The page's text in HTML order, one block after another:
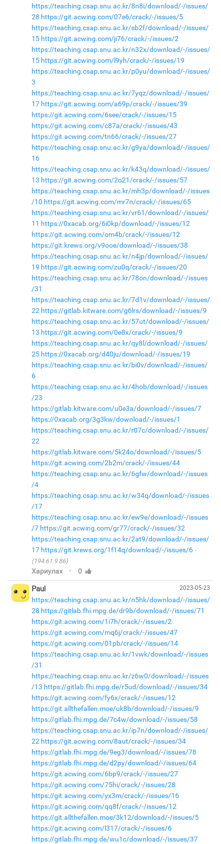
https://teaching.csap.snu.ac.kr/8n8i/download/-/issues/
28 https://git.acwing.com/07e6/crack/-/issues/5
https://teaching.csap.snu.ac.kr/sb2f/download/-/issues/
15 https://git.acwing.com/ji76/crack/-/issues/2
https://teaching.csap.snu.ac.kr/n32x/download/-/issues/
15 https://git.acwing.com/l9yh/crack/-/issues/19
https://teaching.csap.snu.ac.kr/p0yu/download/-/issues/
3
https://teaching.csap.snu.ac.kr/7yqz/download/-/issues/
17 https://git.acwing.com/a69p/crack/-/issues/39
https://git.acwing.com/6see/crack/-/issues/15
https://git.acwing.com/c87a/crack/-/issues/43
https://git.acwing.com/tn66/crack/-/issues/27
https://teaching.csap.snu.ac.kr/g9ya/download/-/issues/
16
https://teaching.csap.snu.ac.kr/k43q/download/-/issues/
13 https://git.acwing.com/2o21/crack/-/issues/57
https://teaching.csap.snu.ac.kr/mh3p/download/-/issues
/10 https://git.acwing.com/mr7n/crack/-/issues/65
https://teaching.csap.snu.ac.kr/vr61/download/-/issues/
11 https://0xacab.org/6i0kp/download/-/issues/12
https://git.acwing.com/om4b/crack/-/issues/12
https://git.krews.org/v9ooe/download/-/issues/38
https://teaching.csap.snu.ac.kr/n4jp/download/-/issues/
19 https://git.acwing.com/zu0q/crack/-/issues/20
https://teaching.csap.snu.ac.kr/78on/download/-/issues
/31
https://teaching.csap.snu.ac.kr/7d1v/download/-/issues/
22 https://gitlab.kitware.com/g6lrs/download/-/issues/9
https://teaching.csap.snu.ac.kr/57ut/download/-/issues/
13 https://git.acwing.com/0e8x/crack/-/issues/9
https://teaching.csap.snu.ac.kr/qy8l/download/-/issues/
25 https://0xacab.org/d40ju/download/-/issues/19
https://teaching.csap.snu.ac.kr/bi0v/download/-/issues/
6
https://teaching.csap.snu.ac.kr/4hob/download/-/issues
/23
https://gitlab.kitware.com/u0e3a/download/-/issues/7
https://0xacab.org/3g3kw/download/-/issues/1
https://teaching.csap.snu.ac.kr/r07c/download/-/issues/
22
https://gitlab.kitware.com/5k24o/download/-/issues/5
https://git.acwing.com/2b2m/crack/-/issues/44
https://teaching.csap.snu.ac.kr/6gfw/download/-/issues
/4
https://teaching.csap.snu.ac.kr/w34q/download/-/issues
/17
https://teaching.csap.snu.ac.kr/ew9e/download/-/issues
/7 https://git.acwing.com/gr77/crack/-/issues/32
https://teaching.csap.snu.ac.kr/2at9/download/-/issues/
17 https://git.krews.org/1f14q/download/-/issues/6
(194.61.9.86)
Хариулах · 0
2023-05-23
Paul
https://teaching.csap.snu.ac.kr/n5hk/download/-/issues/
28 https://gitlab.fhi.mpg.de/dr9b/download/-/issues/71
https://git.acwing.com/1i7h/crack/-/issues/2
https://git.acwing.com/mq6j/crack/-/issues/47
https://git.acwing.com/01pb/crack/-/issues/14
https://teaching.csap.snu.ac.kr/1vwk/download/-/issues
/31
https://teaching.csap.snu.ac.kr/z6w0/download/-/issues
/13 https://gitlab.fhi.mpg.de/r5ud/download/-/issues/34
https://git.acwing.com/fy6x/crack/-/issues/12
https://git.allthefallen.moe/uk8b/download/-/issues/9
https://gitlab.fhi.mpg.de/7c4w/download/-/issues/58
https://teaching.csap.snu.ac.kr/ip7n/download/-/issues/
22 https://git.acwing.com/8aut/crack/-/issues/34
https://gitlab.fhi.mpg.de/9eg3/download/-/issues/78
https://gitlab.fhi.mpg.de/d2py/download/-/issues/64
https://git.acwing.com/6bp9/crack/-/issues/27
https://git.acwing.com/75hi/crack/-/issues/28
https://git.acwing.com/yx3m/crack/-/issues/16
https://git.acwing.com/qq8f/crack/-/issues/12
https://git.allthefallen.moe/3k12/download/-/issues/5
https://git.acwing.com/l317/crack/-/issues/6
https://gitlab.fhi.mpg.de/wu1c/download/-/issues/37